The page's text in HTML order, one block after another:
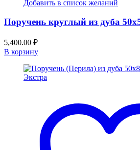
Добавить в список желаний
Поручень круглый из дуба
5,400.00 ₽
В корзину